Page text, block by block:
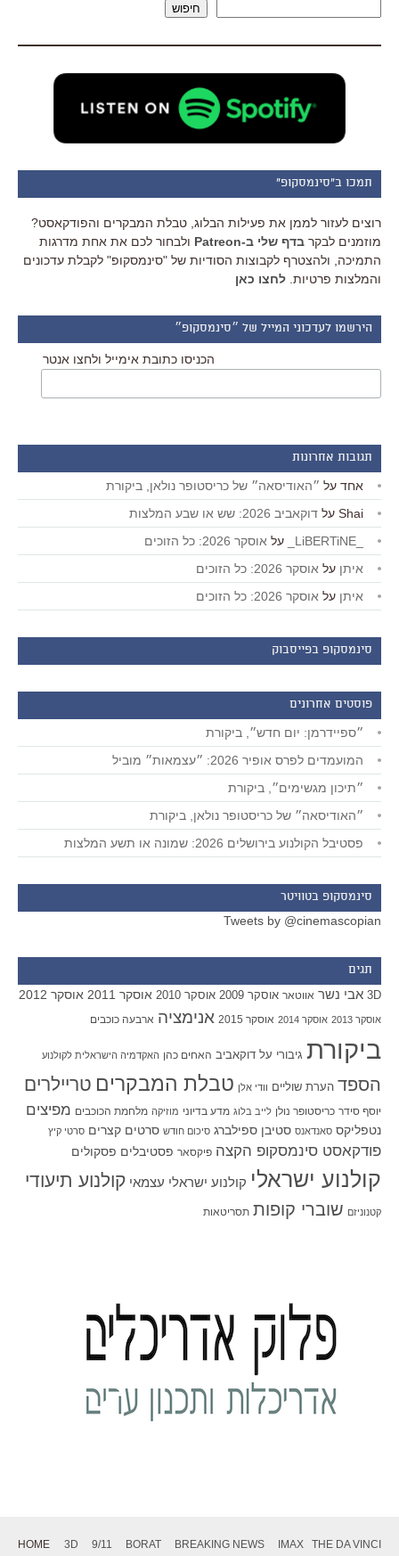
חיפוש
תמכו ב"סינמסקופ"
רוצים לעזור לממן את פעילות הבלוג, טבלת המבקרים והפודקאסט?
מוזמנים לבקר בדף שלי ב-Patreon
ולבחור לכם את אחת מדרגות
התמיכה, ולהצטרף לקבוצות הסודיות של "סינמסקופ" לקבלת עדכונים
והמלצות פרטיות. לחצו כאן
הירשמו לעדכוני המייל של ״סינמסקופ״
הכניסו כתובת אימייל ולחצו אנטר
תגובות אחרונות
אחד על ״האודיסאה״ של כריסטופר נולאן, ביקורת
Shai על דוקאביב 2026: שש או שבע המלצות
על אוסקר 2026: כל הזוכים
איתן על אוסקר 2026: כל הזוכים
איתן על אוסקר 2026: כל הזוכים
סינמסקופ בפייסבוק
פוסטים אחרונים
״ספיידרמן: יום חדש״, ביקורת
המועמדים לפרס אופיר 2026: ״עצמאות״ מוביל
״תיכון מגשימים״, ביקורת
״האודיסאה״ של כריסטופר נולאן, ביקורת
פסטיבל הקולנוע בירושלים 2026: שמונה או תשע המלצות
סינמסקופ בטוויטר
Tweets by @cinemascopian
תגים
3D אבי נשר אווטאר אוסקר 2009 אוסקר 2010 אוסקר 2011 אוסקר 2012
אוסקר 2013 אוסקר 2014 אוסקר 2015 אנימציה ארבעה כוכבים
ביקורת גיבורי על דוקאביב האחים כהן האקדמיה הישראלית לקולנוע
הספד הערת שוליים וודי אלן טבלת המבקרים טריילרים
יוסף סידר כריסטופר נולן לייב בלוג מדע בדיוני מוזיקה מלחמת הכוכבים מפיצים
נטפליקס סאנדאנס סטיבן ספילברג סיכום חודש סרטים קצרים סרטי קיץ
פודקאסט סינמסקופ הקצה פיקסאר פסטיבלים פסקולים
קולנוע ישראלי קולנוע ישראלי עצמאי קולנוע תיעודי
קטנוניזם שוברי קופות תסריטאות
HOME 3D 9/11 BORAT BREAKING NEWS IMAX
THE DA VINCI